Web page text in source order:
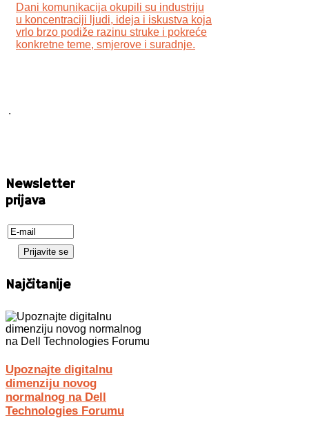
Dani komunikacija okupili su industriju
u koncentraciji ljudi, ideja i iskustva koja
vrlo brzo podiže razinu struke i pokreće
konkretne teme, smjerove i suradnje.
.
Newsletter
prijava
Najčitanije
Upoznajte digitalnu
dimenziju novog
normalnog na Dell
Technologies Forumu